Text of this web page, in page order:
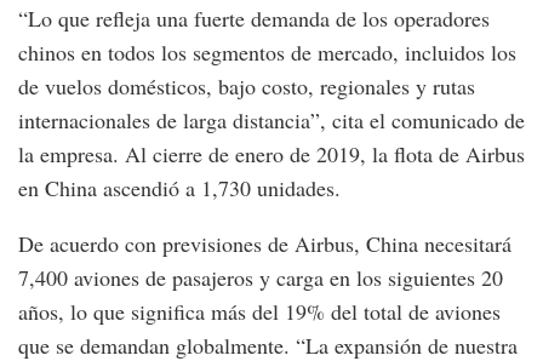
“Lo que refleja una fuerte demanda de los operadores
chinos en todos los segmentos de mercado, incluidos los
de vuelos domésticos, bajo costo, regionales y rutas
internacionales de larga distancia”, cita el comunicado de
la empresa. Al cierre de enero de 2019, la flota de Airbus
en China ascendió a 1,730 unidades.
De acuerdo con previsiones de Airbus, China necesitará
7,400 aviones de pasajeros y carga en los siguientes 20
años, lo que significa más del 19% del total de aviones
que se demandan globalmente. “La expansión de nuestra